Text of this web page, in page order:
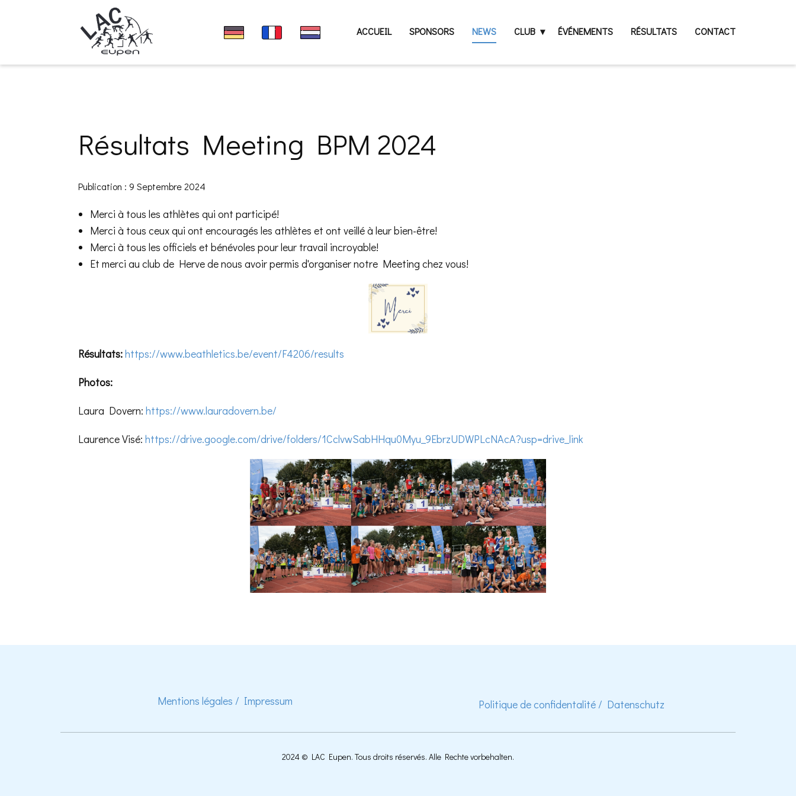
ACCUEIL SPONSORS NEWS CLUB ÉVÉNEMENTS RÉSULTATS CONTACT
Résultats Meeting BPM 2024
Publication : 9 Septembre 2024
Merci à tous les athlètes qui ont participé!
Merci à tous ceux qui ont encouragés les athlètes et ont veillé à leur bien-être!
Merci à tous les officiels et bénévoles pour leur travail incroyable!
Et merci au club de Herve de nous avoir permis d'organiser notre Meeting chez vous!
Résultats:https://www.beathletics.be/event/F4206/results
Photos:
Laura Dovern: https://www.lauradovern.be/
Laurence Visé: https://drive.google.com/drive/folders/1CclvwSabHHqu0Myu_9EbrzUDWPLcNAcA?usp=drive_link
Mentions légales / Impressum Politique de confidentalité / Datenschutz
2024 © LAC Eupen. Tous droits réservés. Alle Rechte vorbehalten.